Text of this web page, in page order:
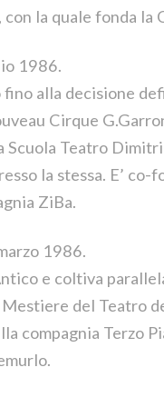
la quale fonda la
1986.
alla decisione
Cirque
Teatro
la stessa. E’
ZiBa.
1986.
e coltiva
del Teatro
compagnia Terzo